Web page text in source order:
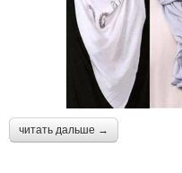
читать дальше →